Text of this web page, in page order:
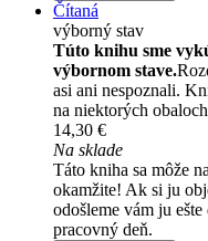
Čítaná
výborný stav
Túto knihu sme
výbornom stave.
asi ani nespoznali.
na niektorých
14,30 €
Na sklade
Táto kniha sa môže
okamžite! Ak si ju
odošleme vám ju
pracovný deň.